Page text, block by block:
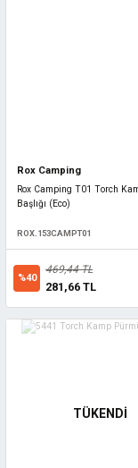
Rox Camping
Rox Camping T01 Torch
Başlığı (Eco)
ROX.153CAMPT01
%40
469,44 TL
281,66 TL
TÜKENDİ